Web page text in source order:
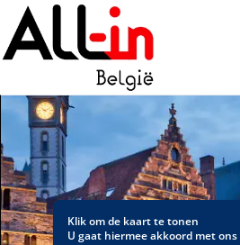
Klik om de kaart te tonen
U gaat hiermee akkoord met ons